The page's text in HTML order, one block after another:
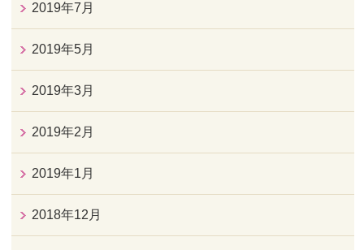
2019年7月
2019年5月
2019年3月
2019年2月
2019年1月
2018年12月